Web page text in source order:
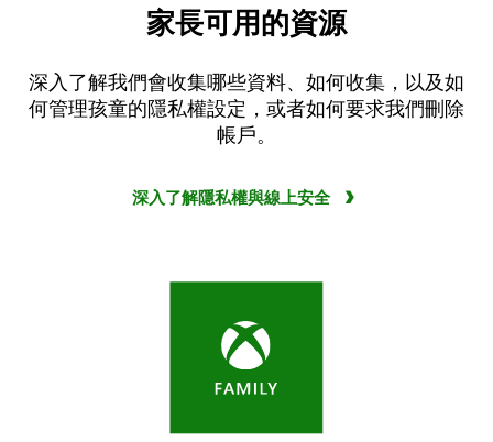
家長可用的資源
深入了解我們會收集哪些資料、如何收集，以及如
何管理孩童的隱私權設定，或者如何要求我們刪除
帳戶。
深入了解隱私權與線上安全